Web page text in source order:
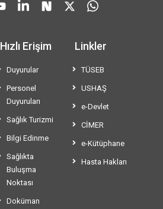
Hızlı Erişim
Duyurular
Personel
Duyuruları
Sağlık Turizmi
Bilgi Edinme
Sağlıkta
Buluşma
Noktası
Doküman
Linkler
TÜSEB
USHAŞ
e-Devlet
CİMER
e-Kütüphane
Hasta Hakları